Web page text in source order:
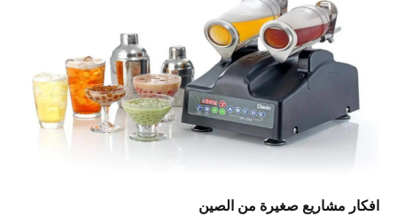
افكار مشاريع صغيرة من الصين